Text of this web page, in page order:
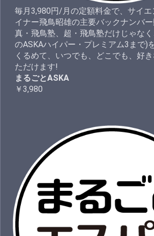
毎月3,980円/月の定額料金で、サイ
イナー飛鳥昭雄の主要バックナンバ
真・飛鳥塾、超・飛鳥塾だけじゃな
のASKAハイパー・プレミアム3まで)
くるめて、いつでも、どこでも、好
ただけます!
まるごとASKA
￥3,980